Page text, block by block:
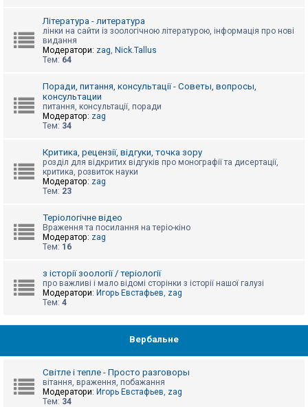
м
о
г
Література - литература
лінки на сайти із зоологічною літературою, інформація про нові
видання
Модератори: zag, Nick.Tallus
Тем: 64
Поради, питання, консультації - Советы, вопросы,
консультации
питання, консультації, поради
Модератор: zag
Тем: 34
Критика, рецензії, відгуки, точка зору
розділ для відкритих відгуків про монографії та дисертації,
критика, розвиток науки
Модератор: zag
Тем: 23
Теріологічне відео
Враження та посилання на теріо-кіно
Модератор: zag
Тем: 16
з історії зоології / теріології
про важливі і мало відомі сторінки з історії нашої галузі
Модератори: Игорь Евстафьев, zag
Тем: 4
Вербальне
Світле і тепле - Просто разговоры
вітання, враження, побажання
Модератори: Игорь Евстафьев, zag
Тем: 34